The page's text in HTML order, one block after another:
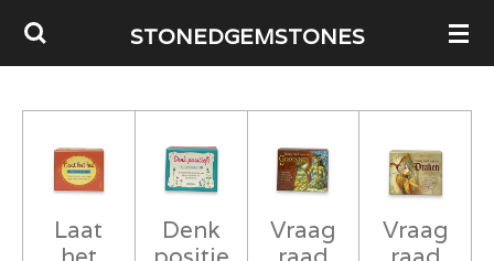
Ga
direct
hoofdinhoud
STONEDGEMSTONES
Laat
Denk
Vraag
Vraag